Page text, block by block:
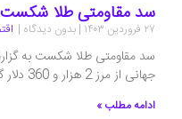
سد مقاومتی طلا شکست
۲۷ فروردین ۱۴۰۳ بدون دیدگاه
سد مقاومتی طلا شکست به
جهانی از مرز 2 هزار و 360 دلار گذشت. با وجود ریزش قیمت
ادامه مطلب »